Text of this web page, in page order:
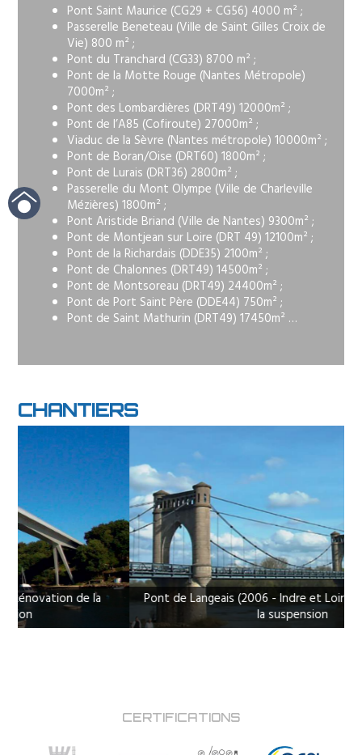
Pont Saint Maurice (CG29 + CG56) 4000 m² ;
Passerelle Beneteau (Ville de Saint Gilles Croix de
Vie) 800 m² ;
Pont du Tranchard (CG33) 8700 m² ;
Pont de la Motte Rouge (Nantes Métropole)
7000m² ;
Pont des Lombardières (DRT49) 12000m² ;
Pont de l’A85 (Cofiroute) 27000m² ;
Viaduc de la Sèvre (Nantes métropole) 10000m² ;
Pont de Boran/Oise (DRT60) 1800m² ;
Pont de Lurais (DRT36) 2800m² ;
Passerelle du Mont Olympe (Ville de Charleville
Mézières) 1800m² ;
Pont Aristide Briand (Ville de Nantes) 9300m² ;
Pont de Montjean sur Loire (DRT 49) 12100m² ;
Pont de la Richardais (DDE35) 2100m² ;
Pont de Chalonnes (DRT49) 14500m² ;
Pont de Montsoreau (DRT49) 24400m² ;
Pont de Port Saint Père (DDE44) 750m² ;
Pont de Saint Mathurin (DRT49) 17450m² …
la Pont de Langeais (2006 - Indre et Loire) : Rénovation
la suspension
CHANTIERS
CERTIFICATIONS